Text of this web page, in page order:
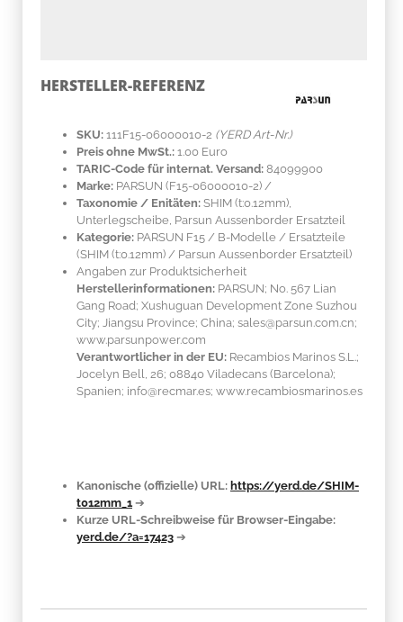
HERSTELLER-REFERENZ
SKU: 111F15-06000010-2 (YERD Art-Nr.)
Preis ohne MwSt.: 1.00 Euro
TARIC-Code für internat. Versand: 84099900
Marke: PARSUN (F15-06000010-2) /
Taxonomie / Enitäten: SHIM (t:0.12mm),
Unterlegscheibe, Parsun Aussenborder Ersatzteil
Kategorie: PARSUN F15 / B-Modelle / Ersatzteile
(SHIM (t:0.12mm) / Parsun Aussenborder Ersatzteil)
Angaben zur Produktsicherheit
Herstellerinformationen: PARSUN; No. 567 Lian
Gang Road; Xushuguan Development Zone Suzhou
City; Jiangsu Province; China; sales@parsun.com.cn;
www.parsunpower.com
Verantwortlicher in der EU: Recambios Marinos S.L.;
Jocelyn Bell, 26; 08840 Viladecans (Barcelona);
Spanien; info@recmar.es; www.recambiosmarinos.es
Kanonische (offizielle) URL: https://yerd.de/SHIM-
t012mm_1 ➔
Kurze URL-Schreibweise für Browser-Eingabe:
yerd.de/?a=17423 ➔